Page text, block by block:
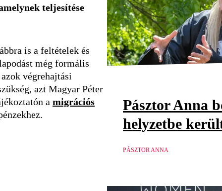
teljesítése
is a feltételek és
még formális
végrehajtási
azt Magyar Péter
a migrációs
Pásztor Anna
helyzetbe
PÁSZTOR ANNA